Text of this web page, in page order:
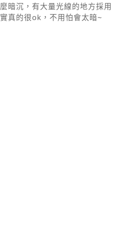
暗沉，有大量光線的地方採用
真的很ok，不用怕會太暗~